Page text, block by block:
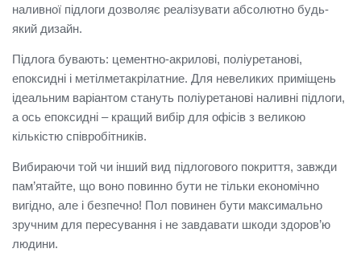
наливної підлоги дозволяє реалізувати абсолютно будь-
який дизайн.
Підлога бувають: цементно-акрилові, поліуретанові,
епоксидні і метілметакрілатние. Для невеликих приміщень
ідеальним варіантом стануть поліуретанові наливні підлоги,
а ось епоксидні – кращий вибір для офісів з великою
кількістю співробітників.
Вибираючи той чи інший вид підлогового покриття, завжди
пам’ятайте, що воно повинно бути не тільки економічно
вигідно, але і безпечно! Пол повинен бути максимально
зручним для пересування і не завдавати шкоди здоров’ю
людини.